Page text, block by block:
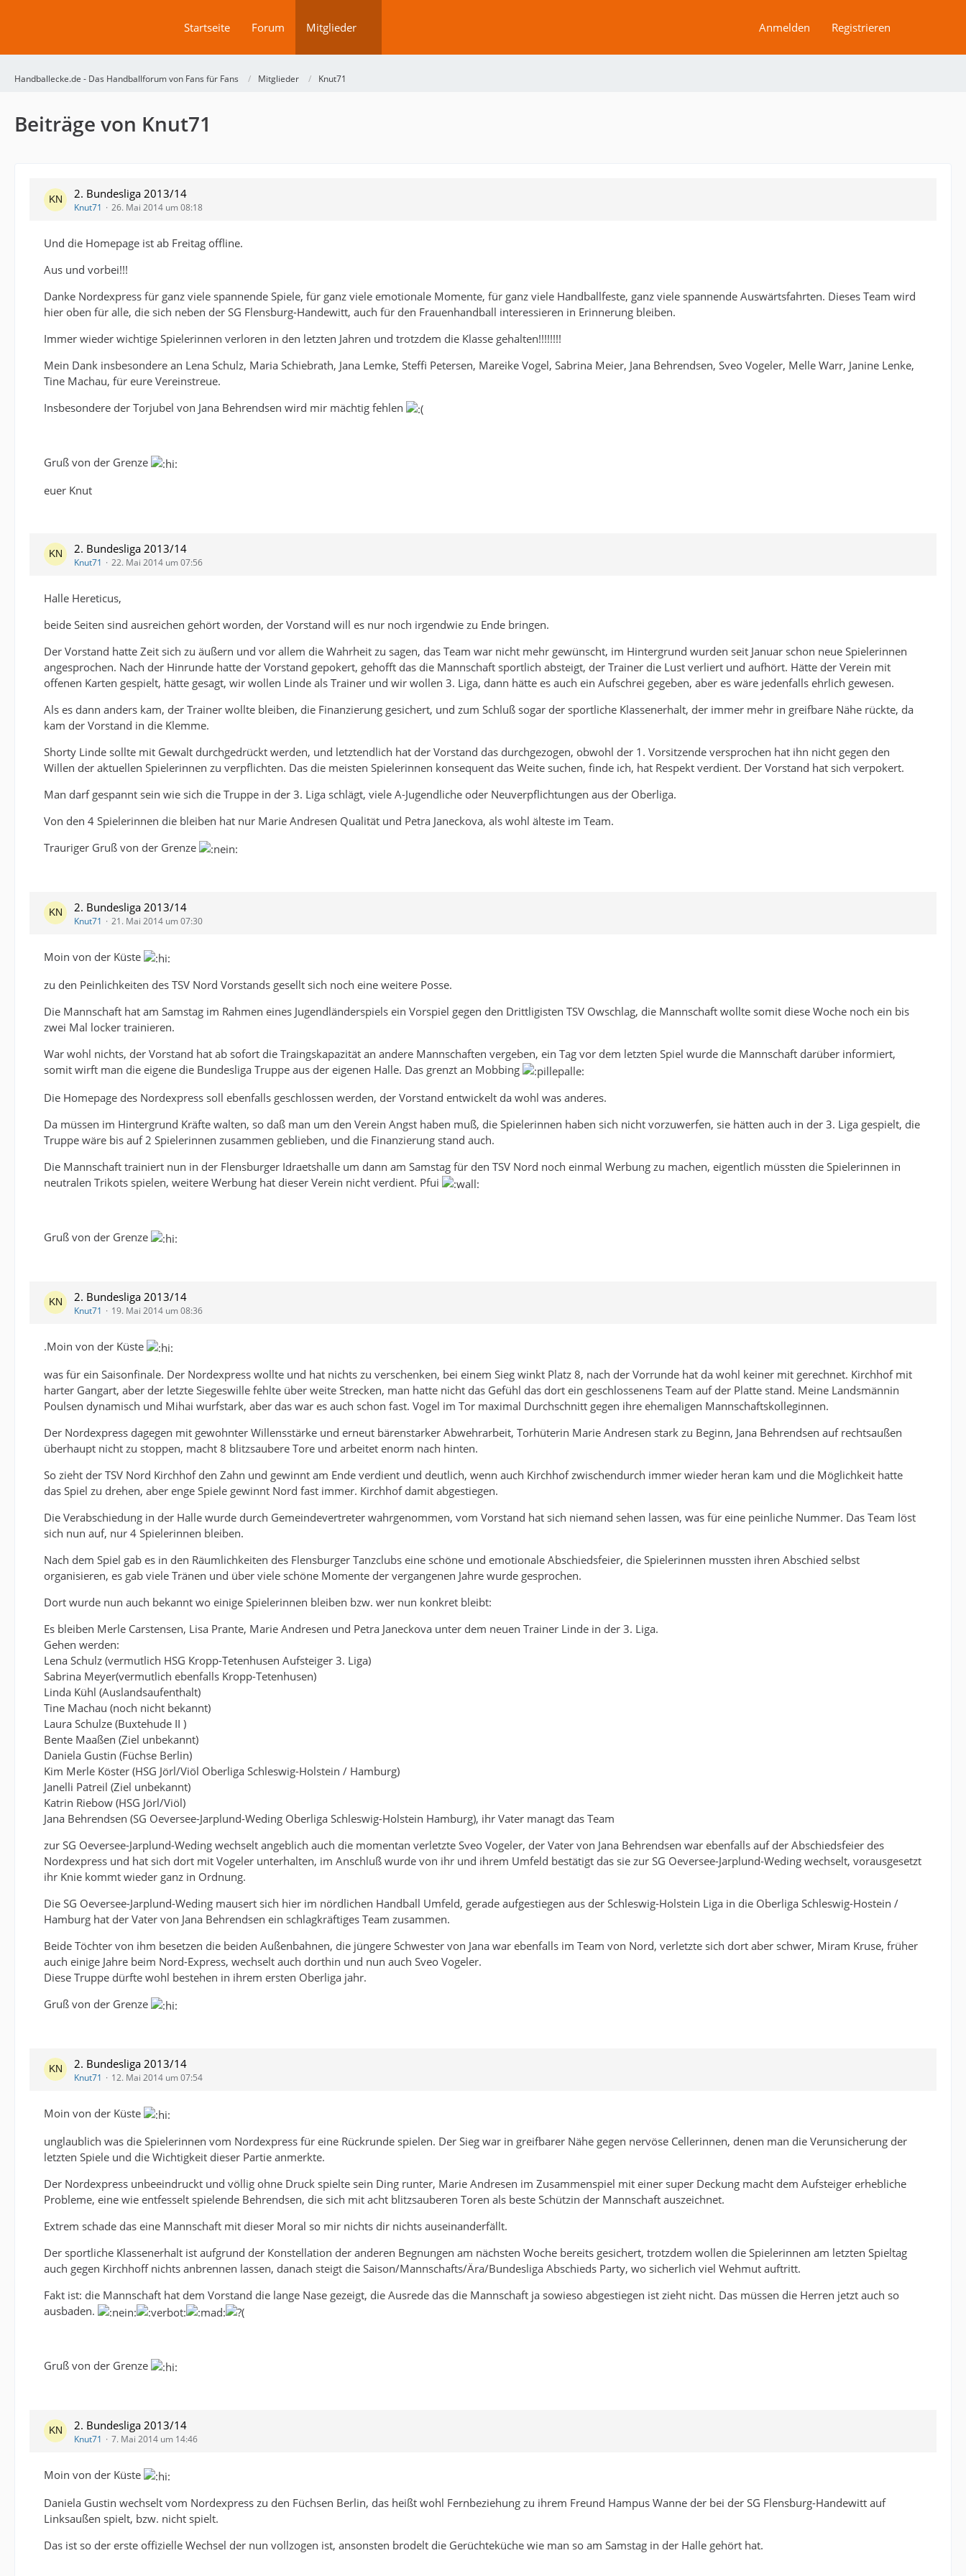
Startseite Forum Mitglieder Anmelden Registrieren
Handballecke.de - Das Handballforum von Fans für Fans Mitglieder Knut71
Beiträge von Knut71
2. Bundesliga 2013/14
Knut71 26. Mai 2014 um 08:18
Und die Homepage ist ab Freitag offline.
Aus und vorbei!!!
Danke Nordexpress für ganz viele spannende Spiele, für ganz viele emotionale Momente, für ganz viele Handballfeste, ganz viele spannende Auswärtsfahrten. Dieses Team wird
hier oben für alle, die sich neben der SG Flensburg-Handewitt, auch für den Frauenhandball interessieren in Erinnerung bleiben.
Immer wieder wichtige Spielerinnen verloren in den letzten Jahren und trotzdem die Klasse gehalten!!!!!!!!
Mein Dank insbesondere an Lena Schulz, Maria Schiebrath, Jana Lemke, Steffi Petersen, Mareike Vogel, Sabrina Meier, Jana Behrendsen, Sveo Vogeler, Melle Warr, Janine Lenke,
Tine Machau, für eure Vereinstreue.
Insbesondere der Torjubel von Jana Behrendsen wird mir mächtig fehlen
Gruß von der Grenze
euer Knut
2. Bundesliga 2013/14
Knut71 22. Mai 2014 um 07:56
Halle Hereticus,
beide Seiten sind ausreichen gehört worden, der Vorstand will es nur noch irgendwie zu Ende bringen.
Der Vorstand hatte Zeit sich zu äußern und vor allem die Wahrheit zu sagen, das Team war nicht mehr gewünscht, im Hintergrund wurden seit Januar schon neue Spielerinnen
angesprochen. Nach der Hinrunde hatte der Vorstand gepokert, gehofft das die Mannschaft sportlich absteigt, der Trainer die Lust verliert und aufhört. Hätte der Verein mit
offenen Karten gespielt, hätte gesagt, wir wollen Linde als Trainer und wir wollen 3. Liga, dann hätte es auch ein Aufschrei gegeben, aber es wäre jedenfalls ehrlich gewesen.
Als es dann anders kam, der Trainer wollte bleiben, die Finanzierung gesichert, und zum Schluß sogar der sportliche Klassenerhalt, der immer mehr in greifbare Nähe rückte, da
kam der Vorstand in die Klemme.
Shorty Linde sollte mit Gewalt durchgedrückt werden, und letztendlich hat der Vorstand das durchgezogen, obwohl der 1. Vorsitzende versprochen hat ihn nicht gegen den
Willen der aktuellen Spielerinnen zu verpflichten. Das die meisten Spielerinnen konsequent das Weite suchen, finde ich, hat Respekt verdient. Der Vorstand hat sich verpokert.
Man darf gespannt sein wie sich die Truppe in der 3. Liga schlägt, viele A-Jugendliche oder Neuverpflichtungen aus der Oberliga.
Von den 4 Spielerinnen die bleiben hat nur Marie Andresen Qualität und Petra Janeckova, als wohl älteste im Team.
Trauriger Gruß von der Grenze
2. Bundesliga 2013/14
Knut71 21. Mai 2014 um 07:30
Moin von der Küste
zu den Peinlichkeiten des TSV Nord Vorstands gesellt sich noch eine weitere Posse.
Die Mannschaft hat am Samstag im Rahmen eines Jugendländerspiels ein Vorspiel gegen den Drittligisten TSV Owschlag, die Mannschaft wollte somit diese Woche noch ein bis
zwei Mal locker trainieren.
War wohl nichts, der Vorstand hat ab sofort die Traingskapazität an andere Mannschaften vergeben, ein Tag vor dem letzten Spiel wurde die Mannschaft darüber informiert,
somit wirft man die eigene die Bundesliga Truppe aus der eigenen Halle. Das grenzt an Mobbing
Die Homepage des Nordexpress soll ebenfalls geschlossen werden, der Vorstand entwickelt da wohl was anderes.
Da müssen im Hintergrund Kräfte walten, so daß man um den Verein Angst haben muß, die Spielerinnen haben sich nicht vorzuwerfen, sie hätten auch in der 3. Liga gespielt, die
Truppe wäre bis auf 2 Spielerinnen zusammen geblieben, und die Finanzierung stand auch.
Die Mannschaft trainiert nun in der Flensburger Idraetshalle um dann am Samstag für den TSV Nord noch einmal Werbung zu machen, eigentlich müssten die Spielerinnen in
neutralen Trikots spielen, weitere Werbung hat dieser Verein nicht verdient. Pfui
Gruß von der Grenze
2. Bundesliga 2013/14
Knut71 19. Mai 2014 um 08:36
.Moin von der Küste
was für ein Saisonfinale. Der Nordexpress wollte und hat nichts zu verschenken, bei einem Sieg winkt Platz 8, nach der Vorrunde hat da wohl keiner mit gerechnet. Kirchhof mit
harter Gangart, aber der letzte Siegeswille fehlte über weite Strecken, man hatte nicht das Gefühl das dort ein geschlossenens Team auf der Platte stand. Meine Landsmännin
Poulsen dynamisch und Mihai wurfstark, aber das war es auch schon fast. Vogel im Tor maximal Durchschnitt gegen ihre ehemaligen Mannschaftskolleginnen.
Der Nordexpress dagegen mit gewohnter Willensstärke und erneut bärenstarker Abwehrarbeit, Torhüterin Marie Andresen stark zu Beginn, Jana Behrendsen auf rechtsaußen
überhaupt nicht zu stoppen, macht 8 blitzsaubere Tore und arbeitet enorm nach hinten.
So zieht der TSV Nord Kirchhof den Zahn und gewinnt am Ende verdient und deutlich, wenn auch Kirchhof zwischendurch immer wieder heran kam und die Möglichkeit hatte
das Spiel zu drehen, aber enge Spiele gewinnt Nord fast immer. Kirchhof damit abgestiegen.
Die Verabschiedung in der Halle wurde durch Gemeindevertreter wahrgenommen, vom Vorstand hat sich niemand sehen lassen, was für eine peinliche Nummer. Das Team löst
sich nun auf, nur 4 Spielerinnen bleiben.
Nach dem Spiel gab es in den Räumlichkeiten des Flensburger Tanzclubs eine schöne und emotionale Abschiedsfeier, die Spielerinnen mussten ihren Abschied selbst
organisieren, es gab viele Tränen und über viele schöne Momente der vergangenen Jahre wurde gesprochen.
Dort wurde nun auch bekannt wo einige Spielerinnen bleiben bzw. wer nun konkret bleibt:
Es bleiben Merle Carstensen, Lisa Prante, Marie Andresen und Petra Janeckova unter dem neuen Trainer Linde in der 3. Liga.
Gehen werden:
Lena Schulz (vermutlich HSG Kropp-Tetenhusen Aufsteiger 3. Liga)
Sabrina Meyer(vermutlich ebenfalls Kropp-Tetenhusen)
Linda Kühl (Auslandsaufenthalt)
Tine Machau (noch nicht bekannt)
Laura Schulze (Buxtehude II )
Bente Maaßen (Ziel unbekannt)
Daniela Gustin (Füchse Berlin)
Kim Merle Köster (HSG Jörl/Viöl Oberliga Schleswig-Holstein / Hamburg)
Janelli Patreil (Ziel unbekannt)
Katrin Riebow (HSG Jörl/Viöl)
Jana Behrendsen (SG Oeversee-Jarplund-Weding Oberliga Schleswig-Holstein Hamburg), ihr Vater managt das Team
zur SG Oeversee-Jarplund-Weding wechselt angeblich auch die momentan verletzte Sveo Vogeler, der Vater von Jana Behrendsen war ebenfalls auf der Abschiedsfeier des
Nordexpress und hat sich dort mit Vogeler unterhalten, im Anschluß wurde von ihr und ihrem Umfeld bestätigt das sie zur SG Oeversee-Jarplund-Weding wechselt, vorausgesetzt
ihr Knie kommt wieder ganz in Ordnung.
Die SG Oeversee-Jarplund-Weding mausert sich hier im nördlichen Handball Umfeld, gerade aufgestiegen aus der Schleswig-Holstein Liga in die Oberliga Schleswig-Hostein /
Hamburg hat der Vater von Jana Behrendsen ein schlagkräftiges Team zusammen.
Beide Töchter von ihm besetzen die beiden Außenbahnen, die jüngere Schwester von Jana war ebenfalls im Team von Nord, verletzte sich dort aber schwer, Miram Kruse, früher
auch einige Jahre beim Nord-Express, wechselt auch dorthin und nun auch Sveo Vogeler.
Diese Truppe dürfte wohl bestehen in ihrem ersten Oberliga jahr.
Gruß von der Grenze
2. Bundesliga 2013/14
Knut71 12. Mai 2014 um 07:54
Moin von der Küste
unglaublich was die Spielerinnen vom Nordexpress für eine Rückrunde spielen. Der Sieg war in greifbarer Nähe gegen nervöse Cellerinnen, denen man die Verunsicherung der
letzten Spiele und die Wichtigkeit dieser Partie anmerkte.
Der Nordexpress unbeeindruckt und völlig ohne Druck spielte sein Ding runter, Marie Andresen im Zusammenspiel mit einer super Deckung macht dem Aufsteiger erhebliche
Probleme, eine wie entfesselt spielende Behrendsen, die sich mit acht blitzsauberen Toren als beste Schützin der Mannschaft auszeichnet.
Extrem schade das eine Mannschaft mit dieser Moral so mir nichts dir nichts auseinanderfällt.
Der sportliche Klassenerhalt ist aufgrund der Konstellation der anderen Begnungen am nächsten Woche bereits gesichert, trotzdem wollen die Spielerinnen am letzten Spieltag
auch gegen Kirchhoff nichts anbrennen lassen, danach steigt die Saison/Mannschafts/Ära/Bundesliga Abschieds Party, wo sicherlich viel Wehmut auftritt.
Fakt ist: die Mannschaft hat dem Vorstand die lange Nase gezeigt, die Ausrede das die Mannschaft ja sowieso abgestiegen ist zieht nicht. Das müssen die Herren jetzt auch so
ausbaden.
Gruß von der Grenze
2. Bundesliga 2013/14
Knut71 7. Mai 2014 um 14:46
Moin von der Küste
Daniela Gustin wechselt vom Nordexpress zu den Füchsen Berlin, das heißt wohl Fernbeziehung zu ihrem Freund Hampus Wanne der bei der SG Flensburg-Handewitt auf
Linksaußen spielt, bzw. nicht spielt.
Das ist so der erste offizielle Wechsel der nun vollzogen ist, ansonsten brodelt die Gerüchteküche wie man so am Samstag in der Halle gehört hat.